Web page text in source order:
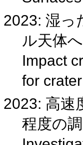
2023: 湿っ
ル天体
Impact
for
2023: 高速
程度の